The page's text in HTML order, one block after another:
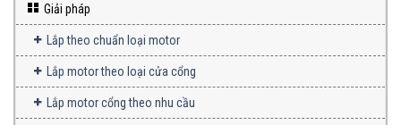
Giải pháp
Lắp theo chuẩn loại motor
Lắp motor theo loại cửa cổng
Lắp motor cổng theo nhu cầu